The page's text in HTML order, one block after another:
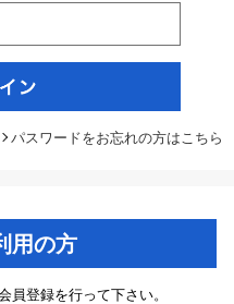
パスワードをお忘れの方はこちら
用の方
員登録を行って下さい。